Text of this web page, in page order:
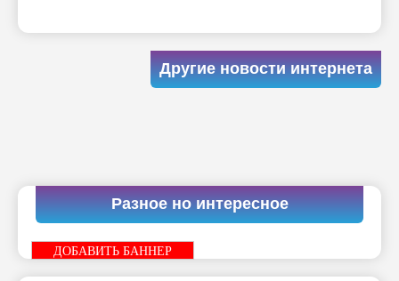
Другие новости интернета
Разное но интересное
ДОБАВИТЬ БАННЕР